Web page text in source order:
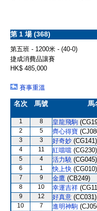
第 1 場 (368)
第五班 - 1200米 - (40-0)
捷成消費品讓賽
HK$ 485,000
賽事重溫
名次 馬號 馬
1 8 皇龍飛駒
2
5 齊心得寶
3
3 好奇妙 (CG141)
4
11 紅噹噹 (CG230)
5
4 活力驍 (CG045)
6
1 快上快 (CG010)
7
9 金鷹 (CB249)
8
10 幸運吉祥
9
12 好真意 (CC031)
10
7 進明神駒